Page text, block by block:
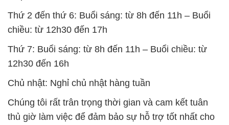
Thứ 2 đến thứ 6: Buổi sáng: từ 8h đến 11h – Buổi
chiều: từ 12h30 đến 17h
Thứ 7: Buổi sáng: từ 8h đến 11h – Buổi chiều: từ
12h30 đến 16h
Chủ nhật: Nghỉ chủ nhật hàng tuần
Chúng tôi rất trân trọng thời gian và cam kết tuân
thủ giờ làm việc để đảm bảo sự hỗ trợ tốt nhất cho